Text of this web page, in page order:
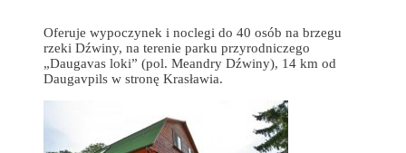
Oferuje wypoczynek i noclegi do 40 osób na brzegu
rzeki Dźwiny, na terenie parku przyrodniczego
„Daugavas loki” (pol. Meandry Dźwiny), 14 km od
Daugavpils w stronę Krasławia.